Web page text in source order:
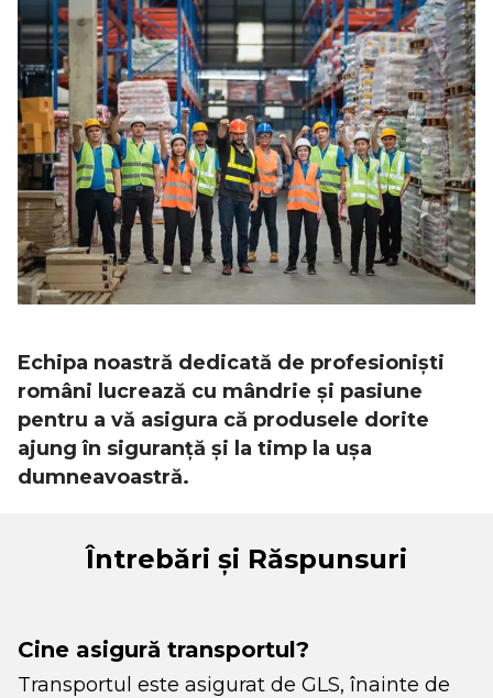
Echipa noastră dedicată de profesioniști
români lucrează cu mândrie și pasiune
pentru a vă asigura că produsele dorite
ajung în siguranță și la timp la ușa
dumneavoastră.
Întrebări și Răspunsuri
Cine asigură transportul?
Transportul este asigurat de GLS, înainte de